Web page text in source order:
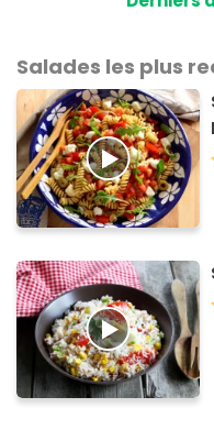
Salades les plus